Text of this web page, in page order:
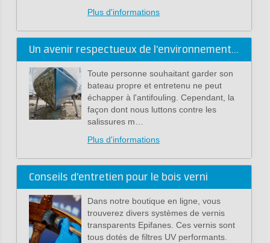
Plus d'informations
Un avenir respectueux de l'environnement pour l'antifouling
Toute personne souhaitant garder son
bateau propre et entretenu ne peut
échapper à l'antifouling. Cependant, la
façon dont nous luttons contre les
salissures m…
Plus d'informations
Conseils d'entretien pour le bois verni
Dans notre boutique en ligne, vous
trouverez divers systèmes de vernis
transparents Epifanes. Ces vernis sont
tous dotés de filtres UV performants.